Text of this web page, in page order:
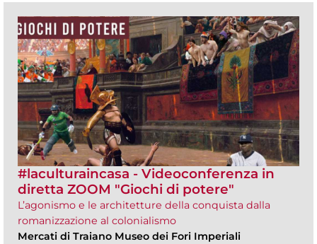
#laculturaincasa - Videoconferenza in
diretta ZOOM​ "Giochi di potere"
L’agonismo e le architetture della conquista dalla
romanizzazione al colonialismo
Mercati di Traiano Museo dei Fori Imperiali